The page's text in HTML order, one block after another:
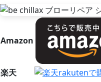
Amazon
楽天